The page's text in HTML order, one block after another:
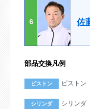
6
部品交換凡例
ピストン ピストン
シリンダ シリンダ